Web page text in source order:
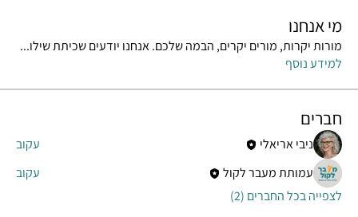
מי אנחנו
מורות יקרות, מורים יקרים, הבמה שלכם. אנחנו יודעים שכיתת שילו...
למידע נוסף
חברים
ניבי אריאלי
עקוב
עמותת מעבר לקול
עקוב
לצפייה בכל החברים (2)